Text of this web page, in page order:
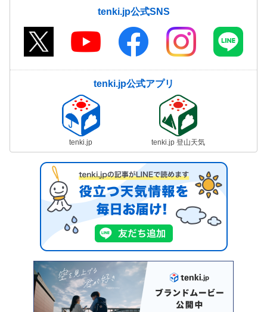
tenki.jp公式SNS
tenki.jp公式アプリ
tenki.jp tenki.jp 登山天気